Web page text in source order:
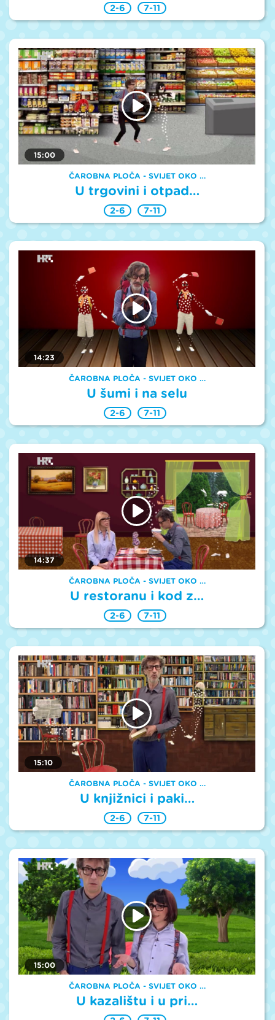
2-6 7-11
15:00
ČAROBNA PLOČA - SVIJET OKO …
U trgovini i otpad…
2-6 7-11
14:23
ČAROBNA PLOČA - SVIJET OKO …
U šumi i na selu
2-6 7-11
14:37
ČAROBNA PLOČA - SVIJET OKO …
U restoranu i kod z…
2-6 7-11
15:10
ČAROBNA PLOČA - SVIJET OKO …
U knjižnici i paki…
2-6 7-11
15:00
ČAROBNA PLOČA - SVIJET OKO …
U kazalištu i u pri…